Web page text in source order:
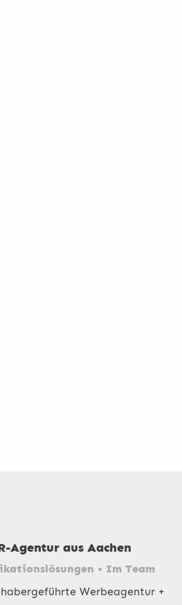
Agentur aus Aachen
• Im Team
Werbeagentur +